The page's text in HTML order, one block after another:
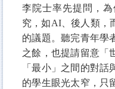
李院士率先提問，
究，如AI、後人類，
的議題。聽完青年學
之餘，也提請留意「
「最小」之間的對
的學生眼光太窄，只